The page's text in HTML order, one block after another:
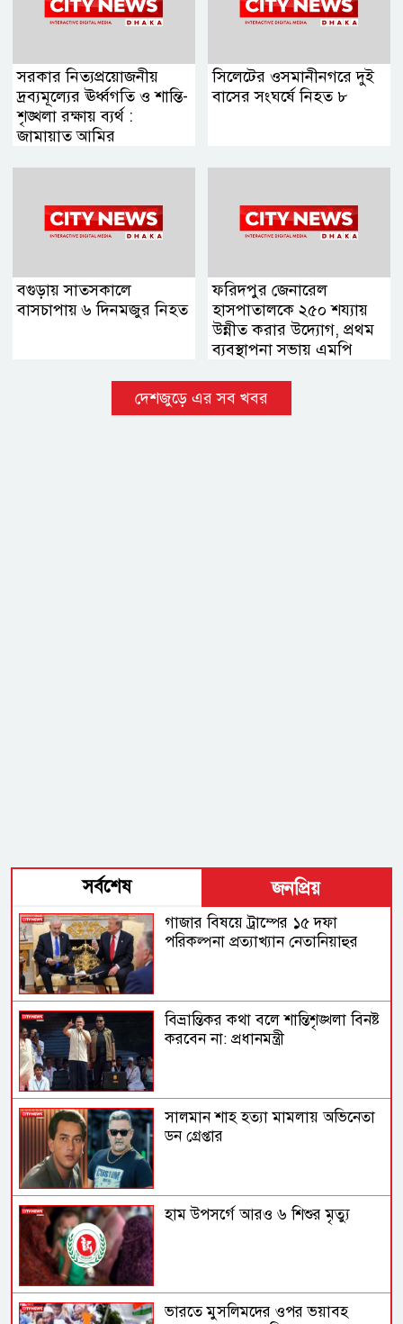
সরকার নিত্যপ্রয়োজনীয়
দ্রব্যমূল্যের ঊর্ধ্বগতি ও শান্তি-
শৃঙ্খলা রক্ষায় ব্যর্থ :
জামায়াত আমির
সিলেটের ওসমানীনগরে দুই
বাসের সংঘর্ষে নিহত ৮
বগুড়ায় সাতসকালে
বাসচাপায় ৬ দিনমজুর নিহত
ফরিদপুর জেনারেল
হাসপাতালকে ২৫০ শয্যায়
উন্নীত করার উদ্যোগ, প্রথম
ব্যবস্থাপনা সভায় এমপি
দেশজুড়ে এর সব খবর
সর্বশেষ জনপ্রিয়
গাজার বিষয়ে ট্রাম্পের ১৫ দফা
পরিকল্পনা প্রত্যাখ্যান নেতানিয়াহুর
বিভ্রান্তিকর কথা বলে শান্তিশৃঙ্খলা বিনষ্ট
করবেন না: প্রধানমন্ত্রী
সালমান শাহ হত্যা মামলায় অভিনেতা
ডন গ্রেপ্তার
হাম উপসর্গে আরও ৬ শিশুর মৃত্যু
ভারতে মুসলিমদের ওপর ভয়াবহ